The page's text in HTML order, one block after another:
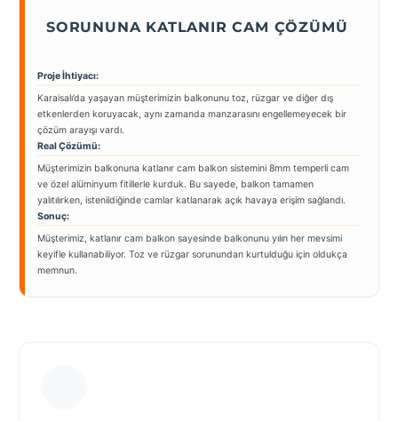
SORUNUNA KATLANIR CAM ÇÖZÜMÜ
Proje İhtiyacı:
Karaisalı’da yaşayan müşterimizin balkonunu toz, rüzgar ve diğer dış
etkenlerden koruyacak, aynı zamanda manzarasını engellemeyecek bir
çözüm arayışı vardı.
Real Çözümü:
Müşterimizin balkonuna katlanır cam balkon sistemini 8mm temperli cam
ve özel alüminyum fitillerle kurduk. Bu sayede, balkon tamamen
yalıtılırken, istenildiğinde camlar katlanarak açık havaya erişim sağlandı.
Sonuç:
Müşterimiz, katlanır cam balkon sayesinde balkonunu yılın her mevsimi
keyifle kullanabiliyor. Toz ve rüzgar sorunundan kurtulduğu için oldukça
memnun.